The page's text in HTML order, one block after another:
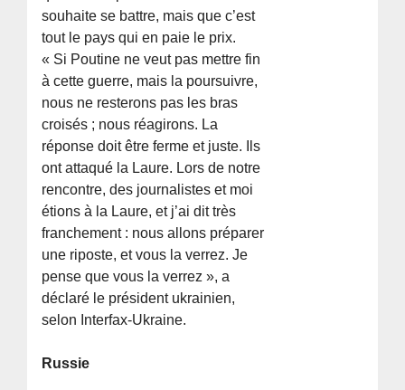
souhaite se battre, mais que c’est
tout le pays qui en paie le prix.
« Si Poutine ne veut pas mettre fin
à cette guerre, mais la poursuivre,
nous ne resterons pas les bras
croisés ; nous réagirons. La
réponse doit être ferme et juste. Ils
ont attaqué la Laure. Lors de notre
rencontre, des journalistes et moi
étions à la Laure, et j’ai dit très
franchement : nous allons préparer
une riposte, et vous la verrez. Je
pense que vous la verrez », a
déclaré le président ukrainien,
selon Interfax-Ukraine.
Russie